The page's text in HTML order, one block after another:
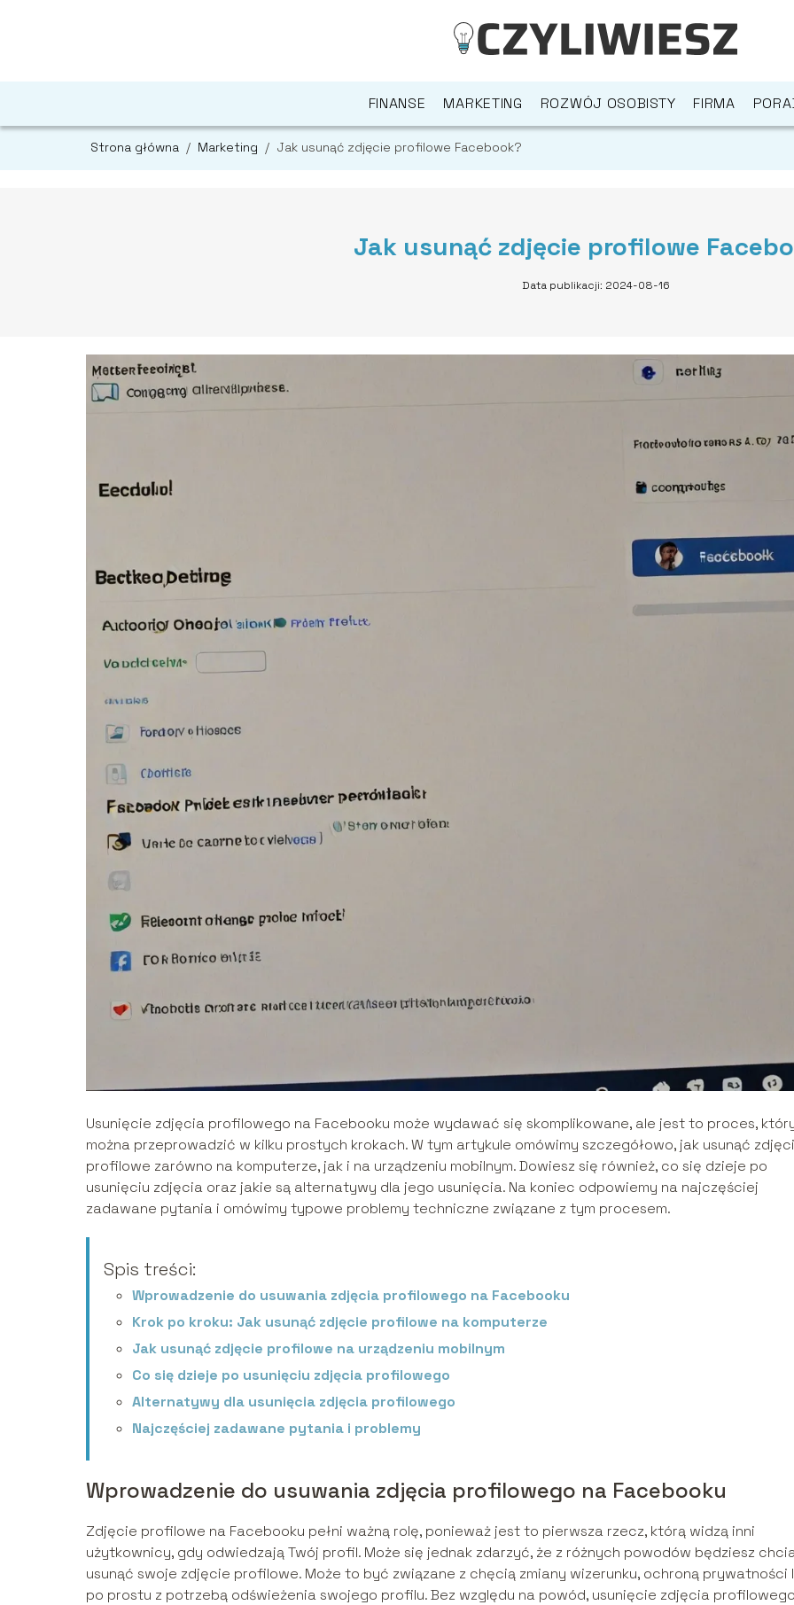
FINANSE MARKETING ROZWÓJ OSOBISTY FIRMA
Strona główna / Marketing / Jak usunąć zdjęcie profilowe Facebook?
Jak usunąć zdjęcie profilowe
Data publikacji: 2024-08-16
Usunięcie zdjęcia profilowego na Facebooku może wydawać się skomplikowane, ale jest to proces,
można przeprowadzić w kilku prostych krokach. W tym artykule omówimy szczegółowo, jak usunąć
profilowe zarówno na komputerze, jak i na urządzeniu mobilnym. Dowiesz się również, co się dzieje po
usunięciu zdjęcia oraz jakie są alternatywy dla jego usunięcia. Na koniec odpowiemy na najczęściej
zadawane pytania i omówimy typowe problemy techniczne związane z tym procesem.
Spis treści:
Wprowadzenie do usuwania zdjęcia profilowego na Facebooku
Krok po kroku: Jak usunąć zdjęcie profilowe na komputerze
Jak usunąć zdjęcie profilowe na urządzeniu mobilnym
Co się dzieje po usunięciu zdjęcia profilowego
Alternatywy dla usunięcia zdjęcia profilowego
Najczęściej zadawane pytania i problemy
Wprowadzenie do usuwania zdjęcia profilowego na Facebooku
Zdjęcie profilowe na Facebooku pełni ważną rolę, ponieważ jest to pierwsza rzecz, którą widzą inni
użytkownicy, gdy odwiedzają Twój profil. Może się jednak zdarzyć, że z różnych powodów będziesz
usunąć swoje zdjęcie profilowe. Może to być związane z chęcią zmiany wizerunku, ochroną prywatności
po prostu z potrzebą odświeżenia swojego profilu. Bez względu na powód, usunięcie zdjęcia